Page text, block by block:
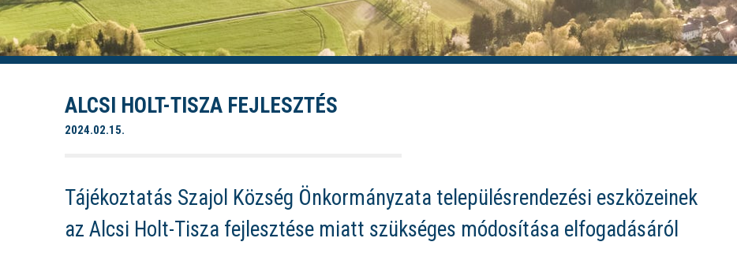
ALCSI HOLT-TISZA FEJLESZTÉS
2024.02.15.
Tájékoztatás Szajol Község Önkormányzata településrendezési eszközeinek
az Alcsi Holt-Tisza fejlesztése miatt szükséges módosítása elfogadásáról